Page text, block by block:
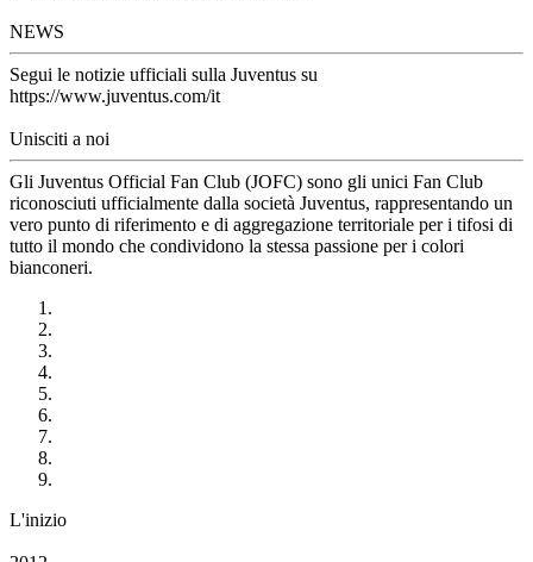
NEWS
Segui le notizie ufficiali sulla Juventus su
https://www.juventus.com/it
Unisciti a noi
Gli Juventus Official Fan Club (JOFC) sono gli unici Fan Club
riconosciuti ufficialmente dalla società Juventus, rappresentando un
vero punto di riferimento e di aggregazione territoriale per i tifosi di
tutto il mondo che condividono la stessa passione per i colori
bianconeri.
L'inizio